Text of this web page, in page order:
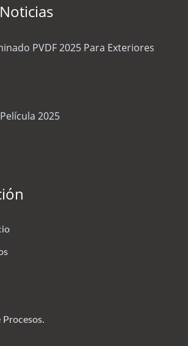
PVDF 2025 Para Exteriores
2025
Procesos.